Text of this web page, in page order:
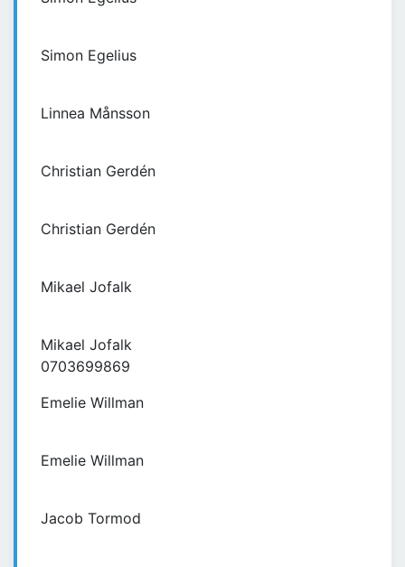
Simon Egelius
Linnea Månsson
Christian Gerdén
Christian Gerdén
Mikael Jofalk
Mikael Jofalk
0703699869
Emelie Willman
Emelie Willman
Jacob Tormod